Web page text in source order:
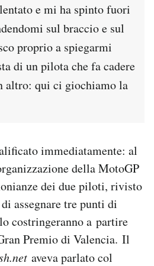
e mi ha spinto fuori
sul braccio e sul
proprio a spiegarmi
di un pilota che fa cadere
altro: qui ci giochiamo la
immediatamente: al
della MotoGP
dei due piloti, rivisto
assegnare tre punti di
costringeranno a partire
Premio di Valencia. Il
aveva parlato col